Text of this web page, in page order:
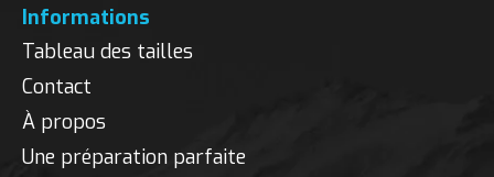
Informations
Tableau des tailles
Contact
À propos
Une préparation parfaite